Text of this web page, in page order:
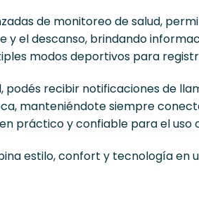
de monitoreo de salud,
y el descanso, brindando
modos deportivos para
podés recibir notificaciones de
manteniéndote siempre
práctico y confiable para el uso
estilo, confort y tecnología en